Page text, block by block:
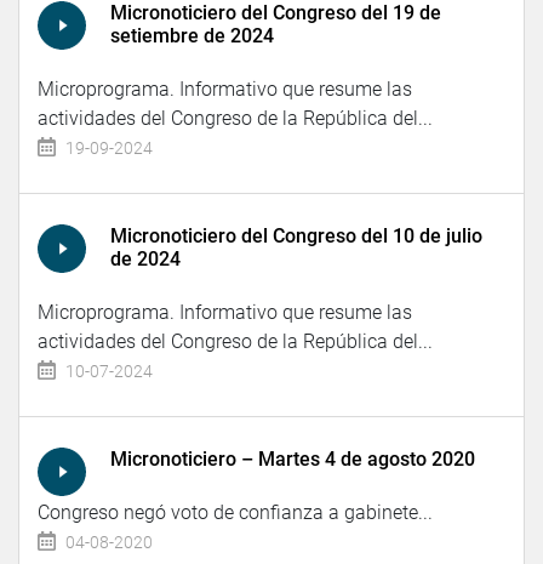
Micronoticiero del Congreso del 19 de
setiembre de 2024
Microprograma. Informativo que resume las
actividades del Congreso de la República del...
19-09-2024
Micronoticiero del Congreso del 10 de julio
de 2024
Microprograma. Informativo que resume las
actividades del Congreso de la República del...
10-07-2024
Micronoticiero – Martes 4 de agosto 2020
Congreso negó voto de confianza a gabinete...
04-08-2020